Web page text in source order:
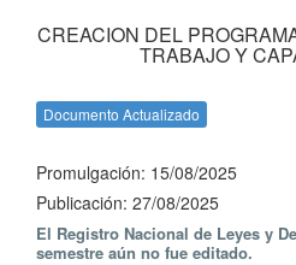
CREACION DEL
TRABAJO Y
Documento Actualizado
Promulgación: 15/08/2025
Publicación: 27/08/2025
El Registro Nacional de Leyes y
semestre aún no fue editado.